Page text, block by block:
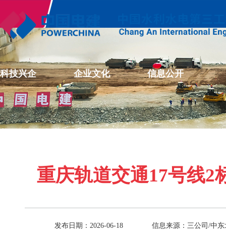
科技兴企 企业文化 信息公开
重庆轨道交通17号线2
发布日期：2026-06-18 信息来源：三公司/中